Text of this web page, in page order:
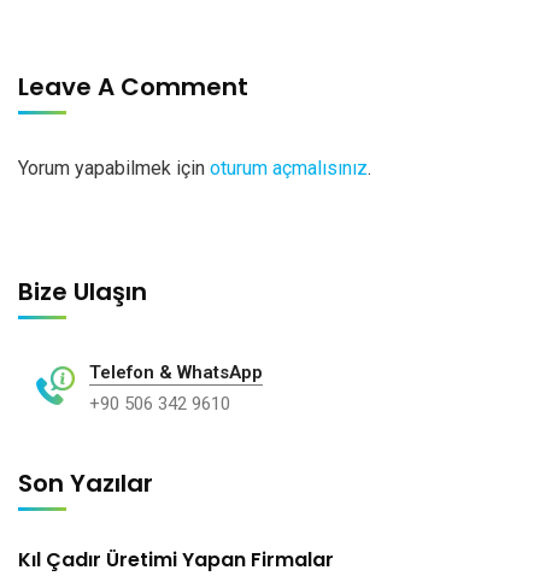
Leave A Comment
Yorum yapabilmek için oturum açmalısınız.
Bize Ulaşın
Telefon & WhatsApp
+90 506 342 9610
Son Yazılar
Kıl Çadır Üretimi Yapan Firmalar